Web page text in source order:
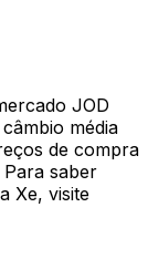
JOD
média
de compra
saber
Xe, visite